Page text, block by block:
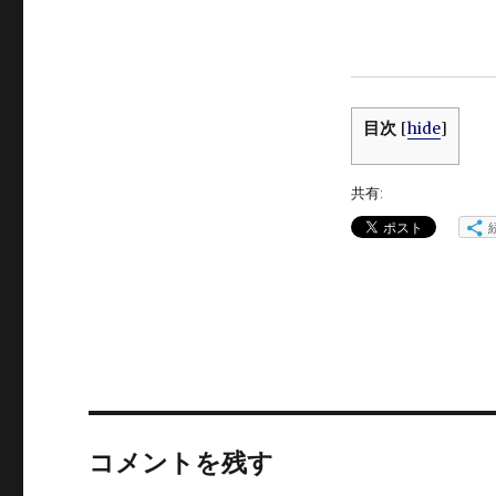
目次 [hide]
共有:
コメントを残す